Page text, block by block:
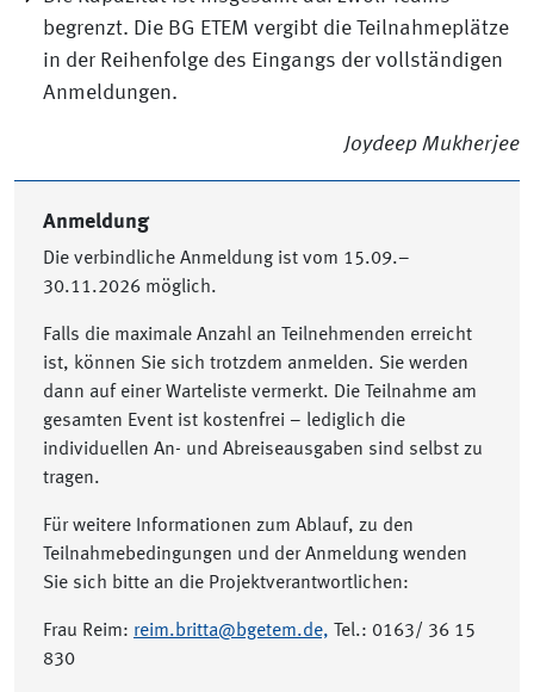
begrenzt. Die BG ETEM vergibt die Teilnahmeplätze
in der Reihenfolge des Eingangs der vollständigen
Anmeldungen.
Joydeep Mukherjee
Anmeldung
Die verbindliche Anmeldung ist vom 15.09.–
30.11.2026 möglich.
Falls die maximale Anzahl an Teilnehmenden erreicht
ist, können Sie sich trotzdem anmelden. Sie werden
dann auf einer Warteliste vermerkt. Die Teilnahme am
gesamten Event ist kostenfrei – lediglich die
individuellen An- und Abreiseausgaben sind selbst zu
tragen.
Für weitere Informationen zum Ablauf, zu den
Teilnahmebedingungen und der Anmeldung wenden
Sie sich bitte an die Projektverantwortlichen:
Frau Reim: reim.britta@bgetem.de, Tel.: 0163/ 36 15
830